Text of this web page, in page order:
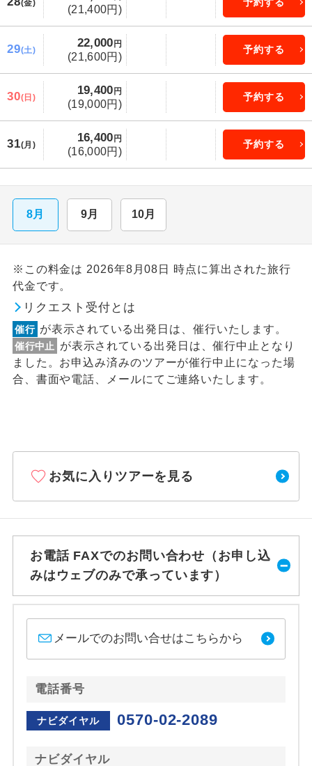
(金)
(21,400円)
予約する
29(土)
22,000 円
(21,600円)
予約する
30(日)
19,400 円
(19,000円)
予約する
31(月)
16,400 円
(16,000円)
予約する
8月 9月 10月
※この料金は 2026年8月08日 時点に算出された旅行
代金です。
リクエスト受付とは
催行 が表示されている出発日は、催行いたします。
催行中止
が表示されている出発日は、催行中止となり
ました。お申込み済みのツアーが催行中止になった場
合、書面や電話、メールにてご連絡いたします。
お気に入りツアーを見る
お電話 FAXでのお問い合わせ（お申し込
みはウェブのみで承っています）
メールでのお問い合せはこちらから
電話番号
ナビダイヤル 0570-02-2089
ナビダイヤル